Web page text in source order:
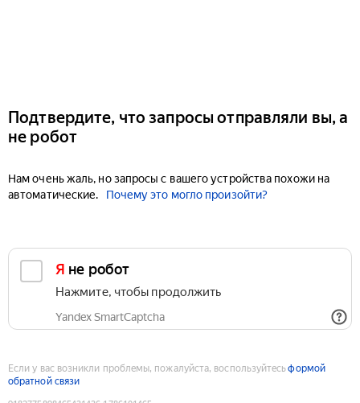
Подтвердите, что запросы отправляли вы, а
не робот
Нам очень жаль, но запросы с вашего устройства похожи на
автоматические.
Почему это могло произойти?
Я не робот
Нажмите, чтобы продолжить
Yandex SmartCaptcha
Если у вас возникли проблемы, пожалуйста, воспользуйтесьформой
обратной связи